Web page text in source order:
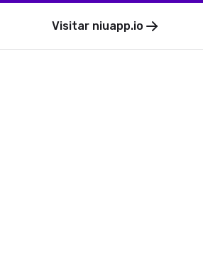
Visitar niuapp.io